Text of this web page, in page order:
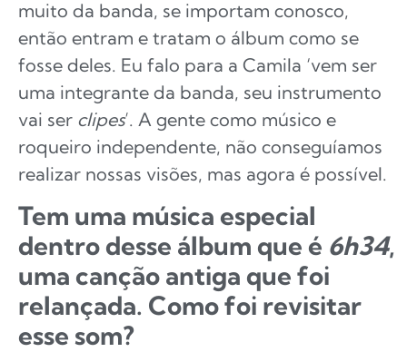
muito da banda, se importam conosco,
então entram e tratam o álbum como se
fosse deles. Eu falo para a Camila ‘vem ser
uma integrante da banda, seu instrumento
vai ser clipes’. A gente como músico e
roqueiro independente, não conseguíamos
realizar nossas visões, mas agora é possível.
Tem uma música especial
dentro desse álbum que é 6h34,
uma canção antiga que foi
relançada. Como foi revisitar
esse som?